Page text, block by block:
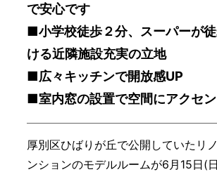
で安心です
■小学校徒歩２分、スーパーが
ける近隣施設充実の立地
■広々キッチンで開放感UP
■室内窓の設置で空間にアクセン
厚別区ひばりが丘で公開していたリ
ンションのモデルルームが6月15日(